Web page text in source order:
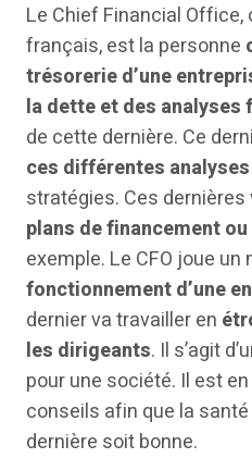
Le Chief Financial
français, est la personne
trésorerie d’une
la dette et des
de cette dernière. Ce
ces différentes analyses
stratégies. Ces dernières
plans de financement
exemple. Le CFO joue un
fonctionnement d’une
dernier va travailler en
les dirigeants. Il s’agit
pour une société. Il est
conseils afin que la
dernière soit bonne.